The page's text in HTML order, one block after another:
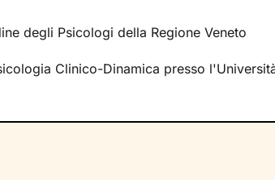
ad affrontarli grazie a strategie specifiche
particolare.
è unica
sia per il suo modo di agire,
nel modo più mirato possibile, per
degli Psicologi della Regione Veneto
Clinico-Dinamica presso